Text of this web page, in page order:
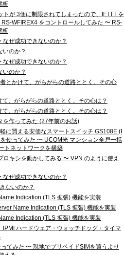
析
トが 3個に制限されてしまったので、IFTTT を
WFIREX4 をコントロールしてみた 〜 RS-
析
なぜ成功できないのか？
いのか？
なぜ成功できないのか？
いのか？
とかけて、がらがらの道路ととく。その心
、がらがらの道路ととく。その心は？
、がらがらの道路ととく。その心は？
を作ってみた (27年前のお話)
に買える安価なスマートスイッチ GS108E (I
使ってみた 〜 UCOM光 マンション全戸一括
トネットワークを構築
キシを動かしてみる 〜 VPN のように使え
なぜ成功できないのか？
ないのか？
Indication (TLS 拡張) 機能を実装
Name Indication (TLS 拡張) 機能を実装
Indication (TLS 拡張) 機能を実装
IPMI ハードウェア・ウォッチドッグ・タイマ
てみた 〜 現地でプリペイドSIMを買うより